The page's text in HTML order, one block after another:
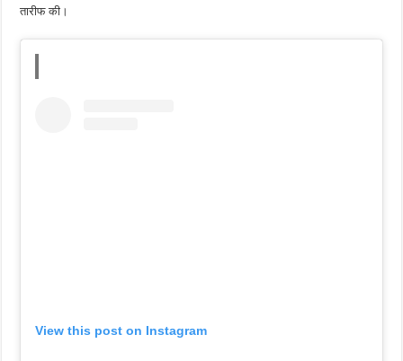
तारीफ की।
View this post on Instagram